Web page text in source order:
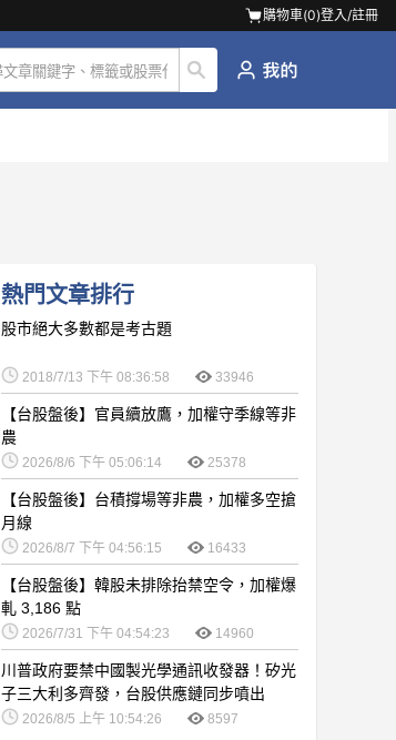
購物車(0)登入/註冊
熱門文章排行
股市絕大多數都是考古題
2018/7/13 下午 08:36:58 33946
【台股盤後】官員續放鷹，加權守季線等非
農
2026/8/6 下午 05:06:14 25378
【台股盤後】台積撐場等非農，加權多空搶
月線
2026/8/7 下午 04:56:15 16433
【台股盤後】韓股未排除抬禁空令，加權爆
軋 3,186 點
2026/7/31 下午 04:54:23 14960
川普政府要禁中國製光學通訊收發器！矽光
子三大利多齊發，台股供應鏈同步噴出
2026/8/5 上午 10:54:26 8597